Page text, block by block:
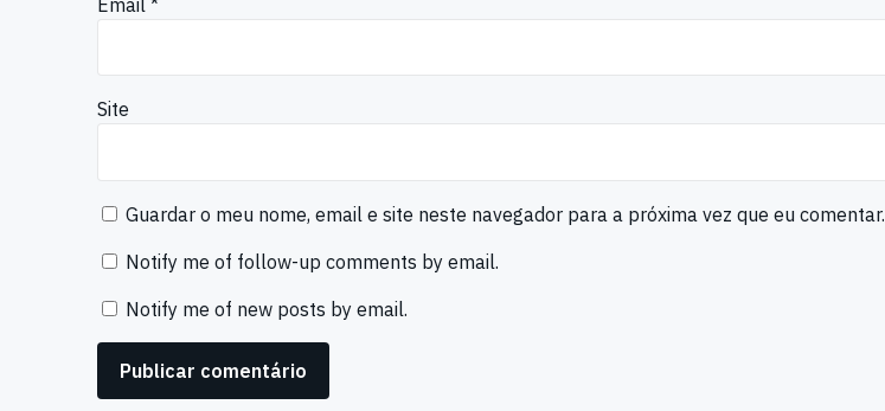
Site
Guardar o meu nome, email e site neste navegador para a próxima vez que eu comentar.
Notify me of follow-up comments by email.
Notify me of new posts by email.